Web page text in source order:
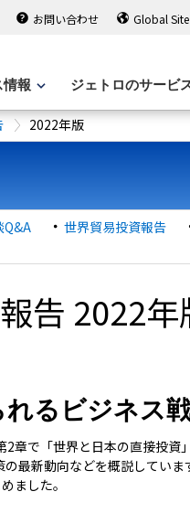
お問い合わせ Global Site
情報 ジェトロのサービ
2022年版
Q&A 世界貿易投資報告
告 2022年
るビジネス
2章で「世界と日本の直接投
最新動向などを概説してい
ました。